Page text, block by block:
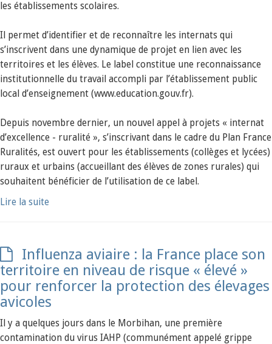
les établissements scolaires.
Il permet d’identifier et de reconnaître les internats qui
s’inscrivent dans une dynamique de projet en lien avec les
territoires et les élèves. Le label constitue une reconnaissance
institutionnelle du travail accompli par l’établissement public
local d’enseignement (www.education.gouv.fr).
Depuis novembre dernier, un nouvel appel à projets « internat
d’excellence - ruralité », s’inscrivant dans le cadre du Plan France
Ruralités, est ouvert pour les établissements (collèges et lycées)
ruraux et urbains (accueillant des élèves de zones rurales) qui
souhaitent bénéficier de l’utilisation de ce label.
Lire la suite
Influenza aviaire : la France place son
territoire en niveau de risque « élevé »
pour renforcer la protection des élevages
avicoles
Il y a quelques jours dans le Morbihan, une première
contamination du virus IAHP (communément appelé grippe